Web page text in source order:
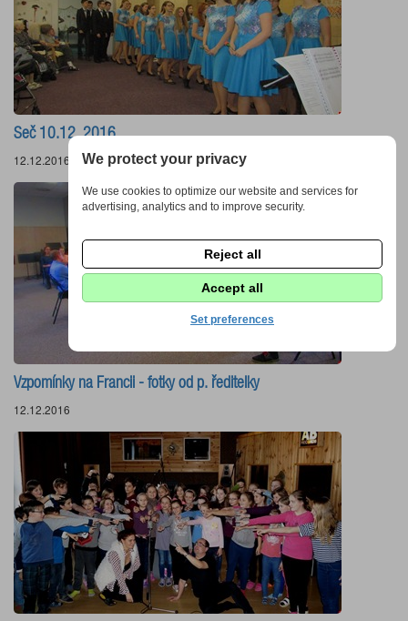
Seč 10.12. 2016
12.12.2016
Vzpomínky na Francii - fotky od p. ředitelky
12.12.2016
We protect your privacy
We use cookies to optimize our website and services for
advertising, analytics and to improve security.
Reject all
Accept all
Set preferences